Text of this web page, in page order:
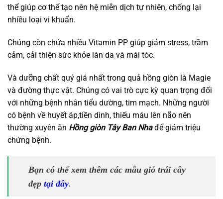
thể giúp cơ thể tạo nên hệ miễn dịch tự nhiên, chống lại
nhiều loại vi khuẩn.
Chúng còn chứa nhiều Vitamin PP giúp giảm stress, trầm
cảm, cải thiện sức khỏe làn da và mái tóc.
Và dưỡng chất quý giá nhất trong quả hồng giòn là Magie
và đường thực vật. Chúng có vai trò cực kỳ quan trọng đối
với những bệnh nhân tiểu dường, tim mạch. Những người
có bệnh về huyết áp,tiền dình, thiếu máu lên não nên
thường xuyên ăn Hồng giòn Tây Ban Nhađể giảm triệu
chứng bệnh.
Bạn có thể xem thêm các mẫu giỏ trái cây
đẹp tại đây.